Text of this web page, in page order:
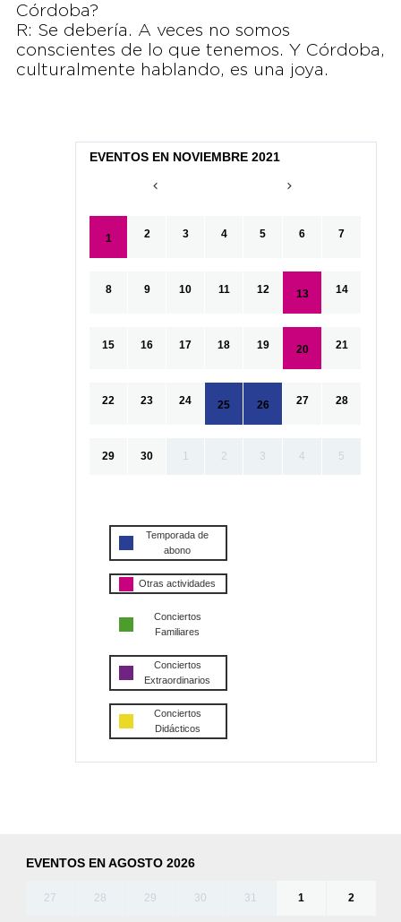
Córdoba?
R: Se debería. A veces no somos
conscientes de lo que tenemos. Y Córdoba,
culturalmente hablando, es una joya.
EVENTOS EN NOVIEMBRE 2021
1 2 3 4 5 6 7
8 9 10 11 12 13 14
15 16 17 18 19 20 21
22 23 24 25 26 27 28
29 30 1 2 3 4 5
Temporada de
abono
Otras actividades
Conciertos
Familiares
Conciertos
Extraordinarios
Conciertos
Didácticos
EVENTOS EN AGOSTO 2026
27 28 29 30 31 1 2